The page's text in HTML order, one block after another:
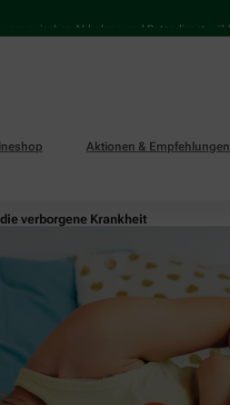
zwischen Abholung und Botendienst wählen
Aktionen & Empfehlungen
verborgene Krankheit